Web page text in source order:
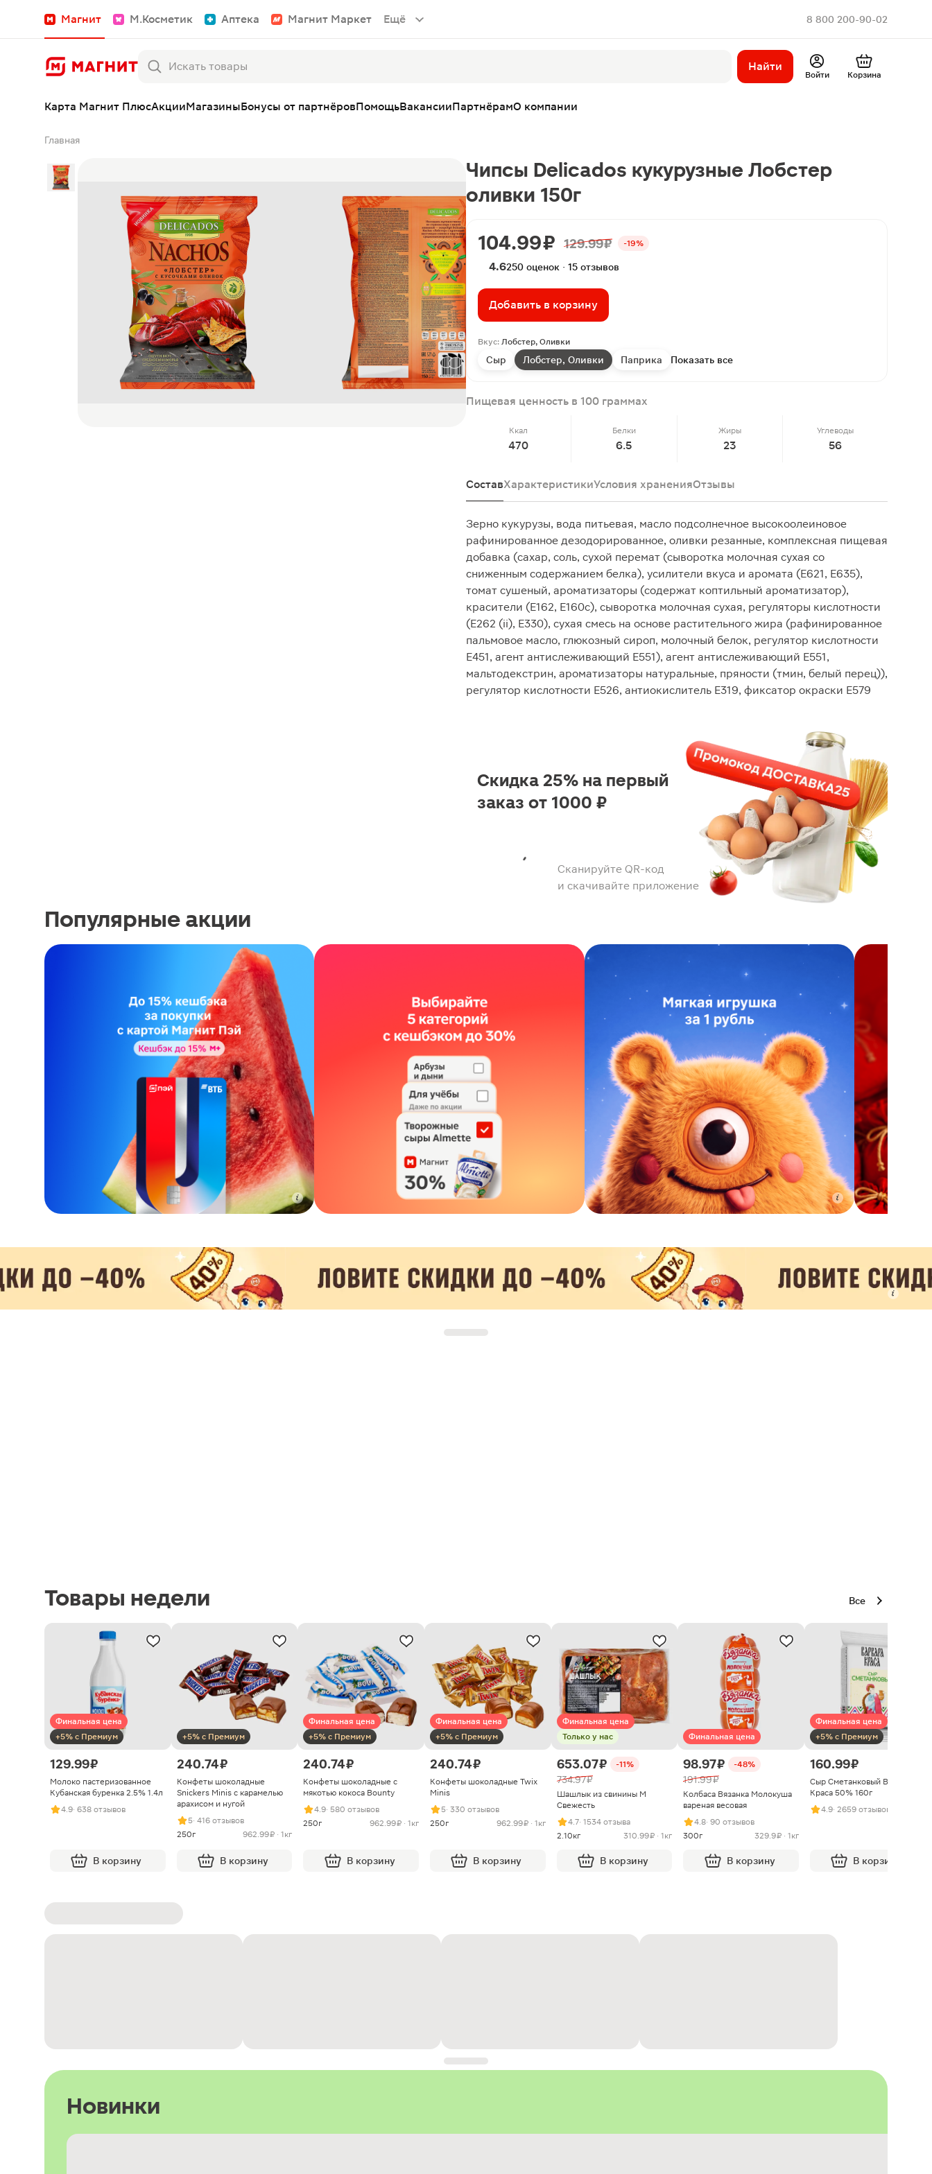
Магнит М.Косметик Аптека Магнит Маркет Ещё 8 800 200-90-02
Найти
Войти Корзина
Карта Магнит ПлюсАкцииМагазиныБонусы от партнёровПомощьВакансииПартнёрамО компании
Главная
Чипсы Delicados кукурузные Лобстер
оливки 150г
104.99 ₽ 129.99 ₽ -19%
4.6250 оценок · 15 отзывов
Добавить в корзину
Вкус: Лобстер, Оливки
Сыр Лобстер, Оливки Паприка Показать все
Пищевая ценность в 100 граммах
Ккал
470
Белки
6.5
Жиры
23
Углеводы
56
СоставХарактеристикиУсловия храненияОтзывы
Зерно кукурузы, вода питьевая, масло подсолнечное высокоолеиновое
рафинированное дезодорированное, оливки резанные, комплексная пищевая
добавка (сахар, соль, сухой перемат (сыворотка молочная сухая со
сниженным содержанием белка), усилители вкуса и аромата (Е621, Е635),
томат сушеный, ароматизаторы (содержат коптильный ароматизатор),
красители (Е162, Е160с), сыворотка молочная сухая, регуляторы кислотности
(Е262 (ii), Е330), сухая смесь на основе растительного жира (рафинированное
пальмовое масло, глюкозный сироп, молочный белок, регулятор кислотности
Е451, агент антислеживающий Е551), агент антислеживающий Е551,
мальтодекстрин, ароматизаторы натуральные, пряности (тмин, белый перец)),
регулятор кислотности Е526, антиокислитель Е319, фиксатор окраски Е579
Сканируйте QR-код
и скачивайте приложение
Скидка 25% на первый
заказ от 1000 ₽
Популярные акции
Товары недели Все
Финальная цена
+5% с Премиум
129.99 ₽
Молоко пастеризованное
Кубанская буренка 2.5% 1.4л
4.9· 638 отзывов
В корзину
+5% с Премиум
240.74 ₽
Конфеты шоколадные
Snickers Minis с карамелью
арахисом и нугой
5· 416 отзывов
250г
962.99 ₽ · 1кг
В корзину
Финальная цена
+5% с Премиум
240.74 ₽
Конфеты шоколадные с
мякотью кокоса Bounty
4.9· 580 отзывов
250г
962.99 ₽ · 1кг
В корзину
Финальная цена
+5% с Премиум
240.74 ₽
Конфеты шоколадные Twix
Minis
5· 330 отзывов
250г
962.99 ₽ · 1кг
В корзину
Финальная цена
Только у нас
653.07 ₽ -11%
734.97 ₽
Шашлык из свинины М
Свежесть
4.7· 1534 отзыва
2.10кг
310.99 ₽ · 1кг
В корзину
Финальная цена
98.97 ₽ -48%
191.99 ₽
Колбаса Вязанка Молокуша
вареная весовая
4.8· 90 отзывов
300г
329.9 ₽ · 1кг
В корзину
Финальная цена
+5% с Премиум
160.99 ₽
Сыр Сметанковый Варвара
Краса 50% 160г
4.9· 2659 отзывов
В корзину
Новинки